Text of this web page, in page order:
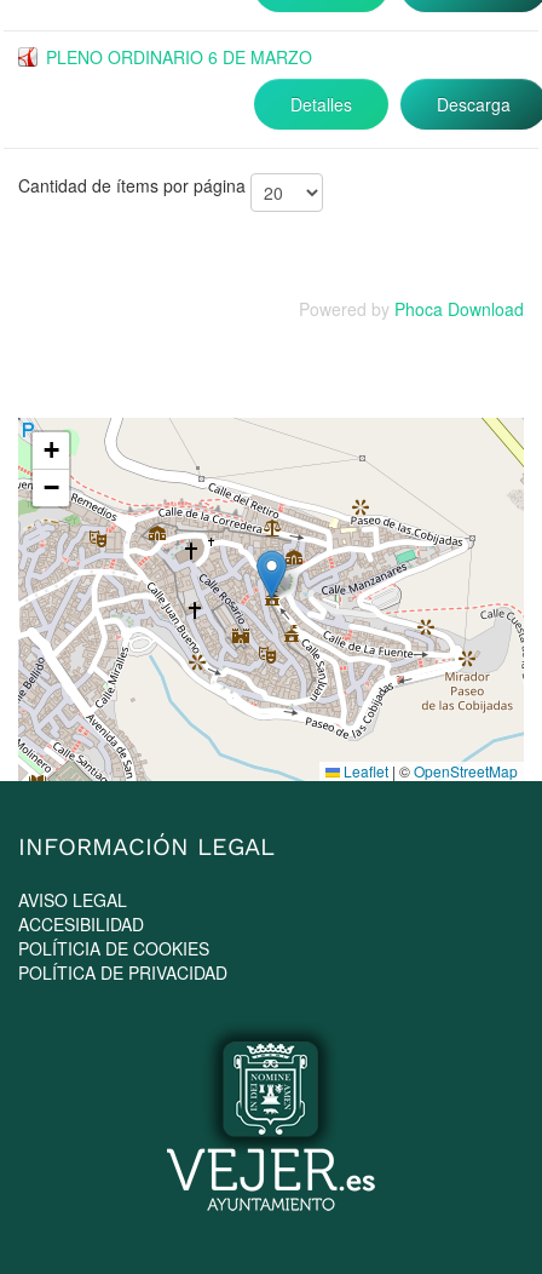
PLENO ORDINARIO 6 DE MARZO
Descarga
Detalles
Cantidad de ítems por página
Powered by Phoca Download
+
−
Leaflet | ©OpenStreetMap
INFORMACIÓN LEGAL
AVISO LEGAL
ACCESIBILIDAD
POLÍTICIA DE COOKIES
POLÍTICA DE PRIVACIDAD